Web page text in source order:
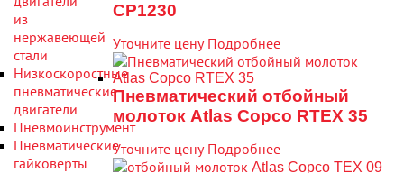
из
нержавеющей
стали
Низкоскоростные
пневматические
двигатели
Пневмоинструмент
Пневматические
гайковерты
CP1230
Уточните цену Подробнее
Пневматический отбойный
молоток Atlas Copco RTEX 35
Уточните цену Подробнее